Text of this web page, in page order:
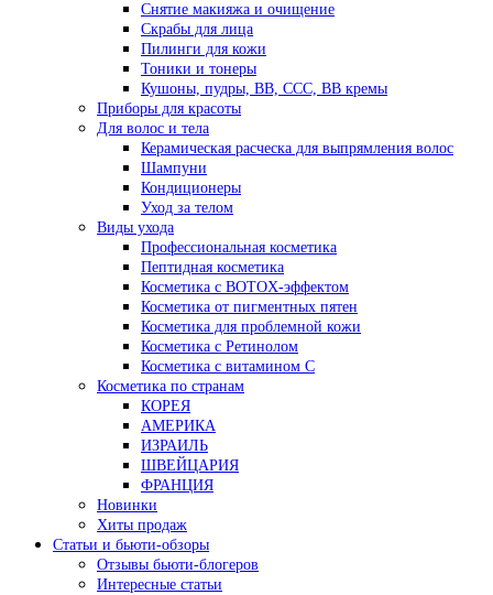
Снятие макияжа и очищение
Скрабы для лица
Пилинги для кожи
Тоники и тонеры
Кушоны, пудры, ВВ, ССС, ВВ кремы
Приборы для красоты
Для волос и тела
Керамическая расческа для выпрямления волос
Шампуни
Кондиционеры
Уход за телом
Виды ухода
Профессиональная косметика
Пептидная косметика
Косметика с BOTOX-эффектом
Косметика от пигментных пятен
Косметика для проблемной кожи
Косметика с Ретинолом
Косметика с витамином С
Косметика по странам
КОРЕЯ
АМЕРИКА
ИЗРАИЛЬ
ШВЕЙЦАРИЯ
ФРАНЦИЯ
Новинки
Хиты продаж
Статьи и бьюти-обзоры
Отзывы бьюти-блогеров
Интересные статьи